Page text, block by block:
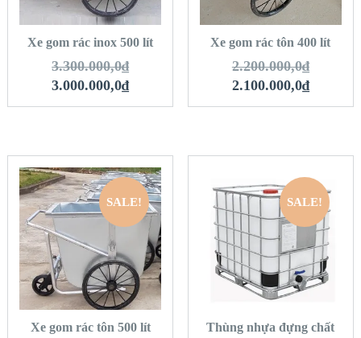
HÀNG
Xe gom rác inox 500 lít
3.300.000,0₫
3.000.000,0₫
HÀNG
Xe gom rác tôn 400 lít
2.200.000,0₫
2.100.000,0₫
SALE!
QUICK LOOK
VIEW DETAILS
THÊM VÀO GIỎ
HÀNG
Xe gom rác tôn 500 lít
SALE!
QUICK LOOK
VIEW DETAILS
THÊM VÀO GIỎ
HÀNG
Thùng nhựa đựng chất